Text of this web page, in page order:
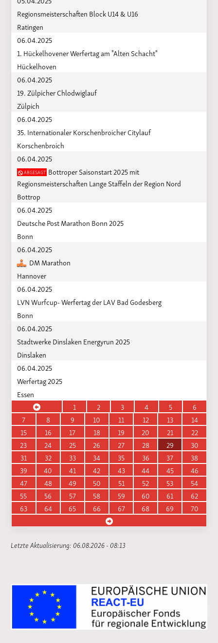
Regionsmeisterschaften Block U14 & U16
Ratingen
06.04.2025
1. Hückelhovener Werfertag am "Alten Schacht"
Hückelhoven
06.04.2025
19. Zülpicher Chlodwiglauf
Zülpich
06.04.2025
35. Internationaler Korschenbroicher Citylauf
Korschenbroich
06.04.2025
ABGESAGTBottroper Saisonstart 2025 mit
Regionsmeisterschaften Lange Staffeln der Region Nord
Bottrop
06.04.2025
Deutsche Post Marathon Bonn 2025
Bonn
06.04.2025
DM Marathon
Hannover
06.04.2025
LVN Wurfcup- Werfertag der LAV Bad Godesberg
Bonn
06.04.2025
Stadtwerke Dinslaken Energyrun 2025
Dinslaken
06.04.2025
Werfertag 2025
Essen
1
2 3 4 5
6
7
8 9 10 11 12 13
14
15
16 17 18 19 20 21
22
23
24 25 26 27 28 29
30
31
32 33 34 35 36 37
38
39
40 41 42 43 44 45
46
47
48 49 50 51 52 53
54
55
56 57 58 59 60 61
62
63
64 65 66 67 68 69 70
Letzte Aktualisierung: 06.08.2026 - 08:13